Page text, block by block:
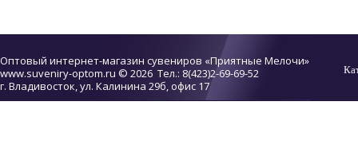
Оптовый интернет-магазин сувениров «Приятные Мелочи»
www.suveniry-optom.ru © 2026 Тел.: 8(423)2-69-69-52
г. Владивосток, ул. Калинина 29б, офис 17